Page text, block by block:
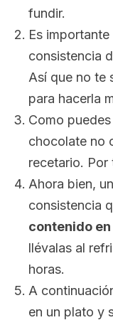
fundir.
Es
consistencia
Así que no te
para hacerla
Como
chocolate no
recetario. Por
Ahora bien,
consistencia
contenido
llévalas al
horas.
A
en un plato y